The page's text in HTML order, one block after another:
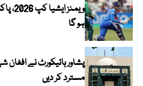
ہو گا
پشاور ہائیکورٹ نے
مسترد کر دیں